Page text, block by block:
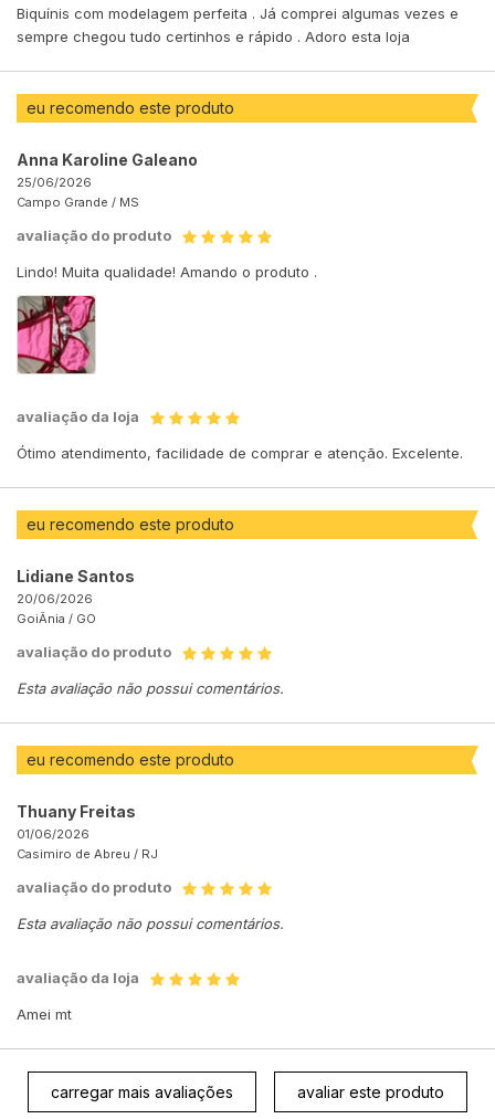
Biquínis com modelagem perfeita . Já comprei algumas vezes e
sempre chegou tudo certinhos e rápido . Adoro esta loja
eu recomendo este produto
Anna Karoline Galeano
25/06/2026
Campo Grande / MS
avaliação do produto
Lindo! Muita qualidade! Amando o produto .
avaliação da loja
Ótimo atendimento, facilidade de comprar e atenção. Excelente.
eu recomendo este produto
Lidiane Santos
20/06/2026
GoiÂnia / GO
avaliação do produto
Esta avaliação não possui comentários.
eu recomendo este produto
Thuany Freitas
01/06/2026
Casimiro de Abreu / RJ
avaliação do produto
Esta avaliação não possui comentários.
avaliação da loja
Amei mt
carregar mais avaliações avaliar este produto